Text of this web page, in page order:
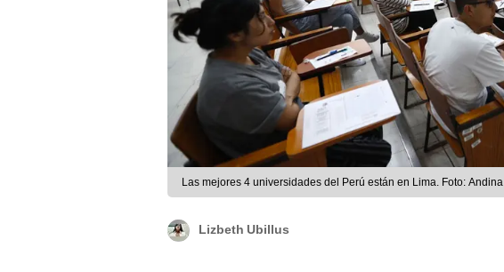
Las mejores 4 universidades del Perú están en Lima. Foto: Andina
Lizbeth Ubillus